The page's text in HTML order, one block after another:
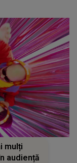
mulți
audiență